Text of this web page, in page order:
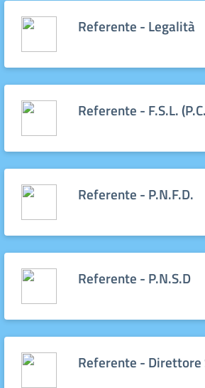
Referente - Legalità
Referente - F.S.L.
Referente - P.N.F.D.
Referente - P.N.S.D
Referente -